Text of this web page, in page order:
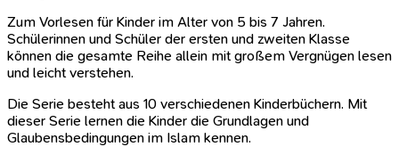
Zum Vorlesen für Kinder im Alter von 5 bis 7 Jahren.
Schülerinnen und Schüler der ersten und zweiten Klasse
können die gesamte Reihe allein mit großem Vergnügen lesen
und leicht verstehen.
Die Serie besteht aus 10 verschiedenen Kinderbüchern. Mit
dieser Serie lernen die Kinder die Grundlagen und
Glaubensbedingungen im Islam kennen.